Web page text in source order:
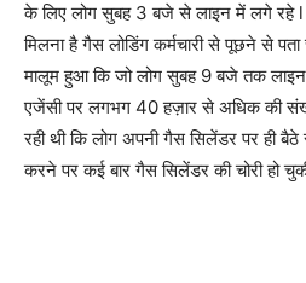
के लिए लोग सुबह 3 बजे से लाइन में लगे रहे l
मिलना है गैस लोडिंग कर्मचारी से पूछने से
मालूम हुआ कि जो लोग सुबह 9 बजे तक
एजेंसी पर लगभग 40 हज़ार से अधिक की
रही थी कि लोग अपनी गैस सिलेंडर पर ही बैठे
करने पर कई बार गैस सिलेंडर की चोरी हो